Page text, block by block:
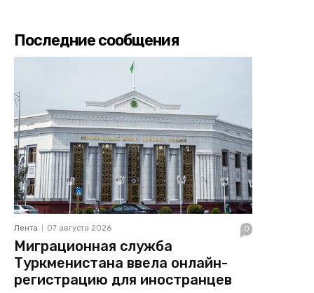
Последние сообщения
Лента 07 августа 2026 0
Миграционная служба
Туркменистана ввела онлайн-
регистрацию для иностранцев